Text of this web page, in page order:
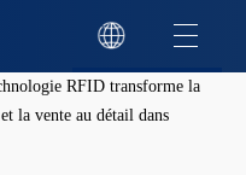
RFID transforme la
la vente au détail dans